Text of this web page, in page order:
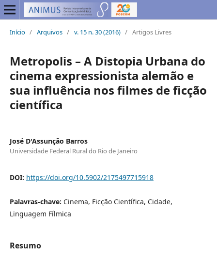
Início / Arquivos / v. 15 n. 30 (2016) / Artigos Livres
Metropolis – A Distopia Urbana do
cinema expressionista alemão e
sua influência nos filmes de ficção
científica
José D'Assunção Barros
Universidade Federal Rural do Rio de Janeiro
DOI: https://doi.org/10.5902/2175497715918
Palavras-chave: Cinema, Ficção Científica, Cidade,
Linguagem Fílmica
Resumo